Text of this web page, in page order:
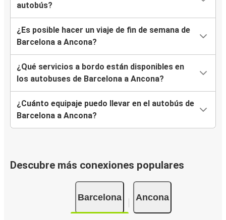
autobús?
¿Es posible hacer un viaje de fin de semana de
Barcelona a Ancona?
¿Qué servicios a bordo están disponibles en
los autobuses de Barcelona a Ancona?
¿Cuánto equipaje puedo llevar en el autobús de
Barcelona a Ancona?
Descubre más conexiones populares
Barcelona Ancona